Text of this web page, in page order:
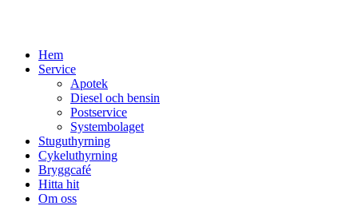
Hem
Service
Apotek
Diesel och bensin
Postservice
Systembolaget
Stuguthyrning
Cykeluthyrning
Bryggcafé
Hitta hit
Om oss